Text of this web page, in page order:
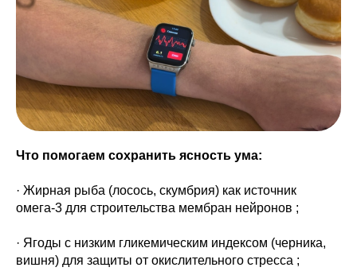
Что помогаем сохранить ясность ума:
· Жирная рыба (лосось, скумбрия) как источник
омега-3 для строительства мембран нейронов ;
· Ягоды с низким гликемическим индексом (черника,
вишня) для защиты от окислительного стресса ;